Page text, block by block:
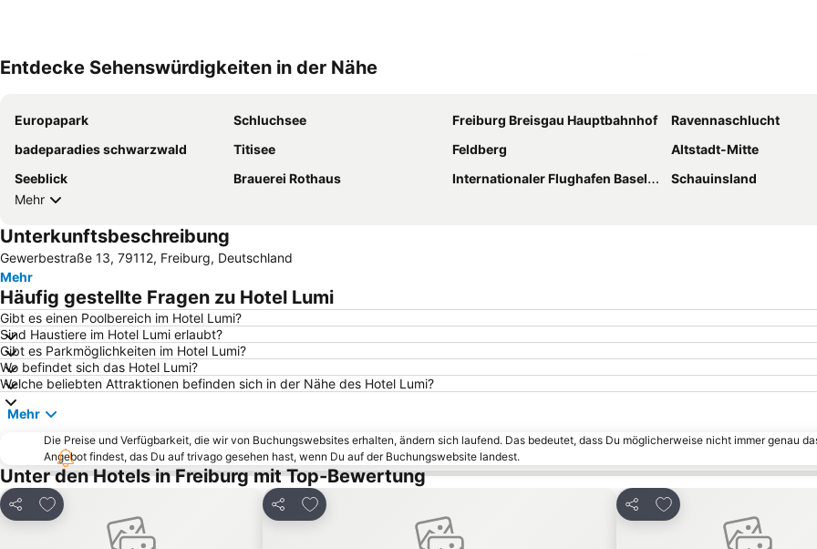
Entdecke Sehenswürdigkeiten in der Nähe
Europapark Schluchsee Freiburg Breisgau Hauptbahnhof
Ravennaschlucht
badeparadies schwarzwald
Titisee Feldberg
Altstadt-Mitte
Seeblick
Brauerei Rothaus Internationaler Flughafen Basel-Mülhausen
Schauinsland
Mehr
Unterkunftsbeschreibung
Gewerbestraße 13, 79112, Freiburg, Deutschland
Mehr
Häufig gestellte Fragen zu Hotel Lumi
Gibt es einen Poolbereich im Hotel Lumi?
Sind Haustiere im Hotel Lumi erlaubt?
Gibt es Parkmöglichkeiten im Hotel Lumi?
Wo befindet sich das Hotel Lumi?
Welche beliebten Attraktionen befinden sich in der Nähe des Hotel Lumi?
Mehr
Die Preise und Verfügbarkeit, die wir von Buchungswebsites erhalten, ändern sich laufend. Das bedeutet, dass Du möglicherweise nicht immer genau
Angebot findest, das Du auf trivago gesehen hast, wenn Du auf der Buchungswebsite landest.
Unter den Hotels in Freiburg mit Top-Bewertung
Teilen
Zu Favoriten hinzufügen
Teilen
Zu Favoriten hinzufügen
Teilen
Zu Favoriten hinzufügen